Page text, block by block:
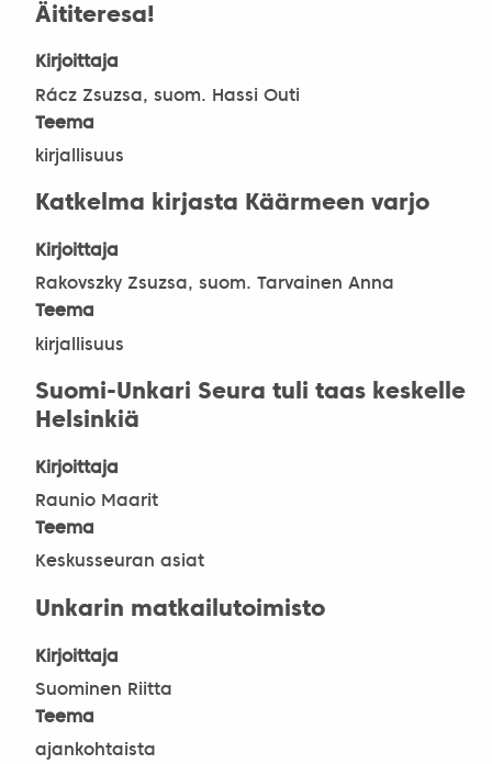
Äititeresa!
Kirjoittaja
Rácz Zsuzsa, suom. Hassi Outi
Teema
kirjallisuus
Katkelma kirjasta Käärmeen varjo
Kirjoittaja
Rakovszky Zsuzsa, suom. Tarvainen Anna
Teema
kirjallisuus
Suomi-Unkari Seura tuli taas keskelle
Helsinkiä
Kirjoittaja
Raunio Maarit
Teema
Keskusseuran asiat
Unkarin matkailutoimisto
Kirjoittaja
Suominen Riitta
Teema
ajankohtaista